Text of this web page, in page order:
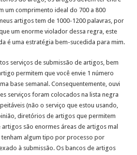
um comprimento ideal do 700 a 800
artigos tem de 1000-1200 palavras, por
um enorme violador dessa regra, este
é uma estratégia bem-sucedida para mim.
serviços de submissão de artigos, bem
permitem que você envie 1 número
base semanal. Consequentemente, ouvi
serviços foram colocados na lista negra
(não o serviço que estou usando,
diretórios de artigos que permitem
são enormes áreas de artigos mal
tenham algum tipo por processo por
à submissão. Os bancos de artigos